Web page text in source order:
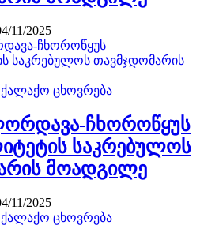
11/2025
ცხოვრება
ჩხოროწყუს
საკრებულოს
მოადგილე
11/2025
ცხოვრება